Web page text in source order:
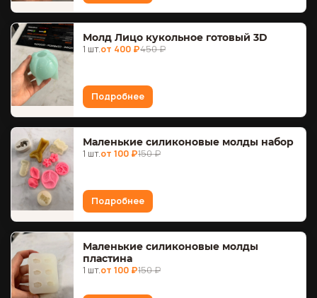
Молд Лицо кукольное готовый 3D
1 шт.от 400 ₽450 ₽
Подробнее
Маленькие силиконовые молды набор
1 шт.от 100 ₽150 ₽
Подробнее
Маленькие силиконовые молды
пластина
1 шт.от 100 ₽150 ₽